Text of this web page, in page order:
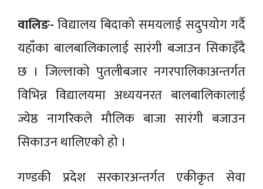
वालिङ-विद्यालय बिदाको समयलाई सदुपयोग गर्दै
यहाँका बालबालिकालाई सारंगी बजाउन सिकाइँदै
छ । जिल्लाको पुतलीबजार नगरपालिकाअन्तर्गत
विभिन्न विद्यालयमा अध्ययनरत बालबालिकालाई
ज्येष्ठ नागरिकले मौलिक बाजा सारंगी बजाउन
सिकाउन थालिएको हो ।
गण्डकी प्रदेश सरकारअन्तर्गत एकीकृत सेवा